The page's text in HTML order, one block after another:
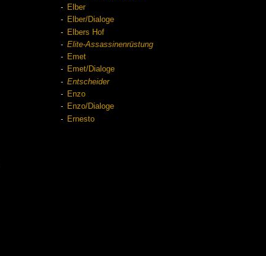
Elber
Elber/Dialoge
Elbers Hof
Elite-Assassinenrüstung
Emet
Emet/Dialoge
Entscheider
Enzo
Enzo/Dialoge
Ernesto